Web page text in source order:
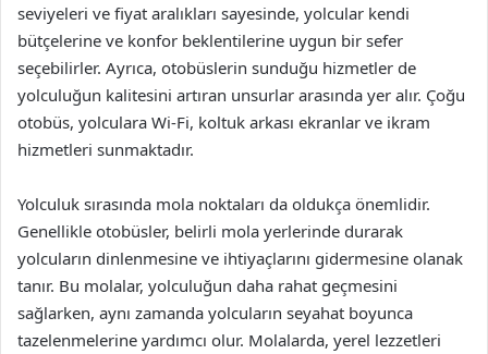
seviyeleri ve fiyat aralıkları sayesinde, yolcular kendi
bütçelerine ve konfor beklentilerine uygun bir sefer
seçebilirler. Ayrıca, otobüslerin sunduğu hizmetler de
yolculuğun kalitesini artıran unsurlar arasında yer alır. Çoğu
otobüs, yolculara Wi-Fi, koltuk arkası ekranlar ve ikram
hizmetleri sunmaktadır.
Yolculuk sırasında mola noktaları da oldukça önemlidir.
Genellikle otobüsler, belirli mola yerlerinde durarak
yolcuların dinlenmesine ve ihtiyaçlarını gidermesine olanak
tanır. Bu molalar, yolculuğun daha rahat geçmesini
sağlarken, aynı zamanda yolcuların seyahat boyunca
tazelenmelerine yardımcı olur. Molalarda, yerel lezzetleri